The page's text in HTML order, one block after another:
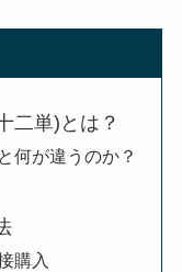
二単)とは？
何が違うのか？
購入